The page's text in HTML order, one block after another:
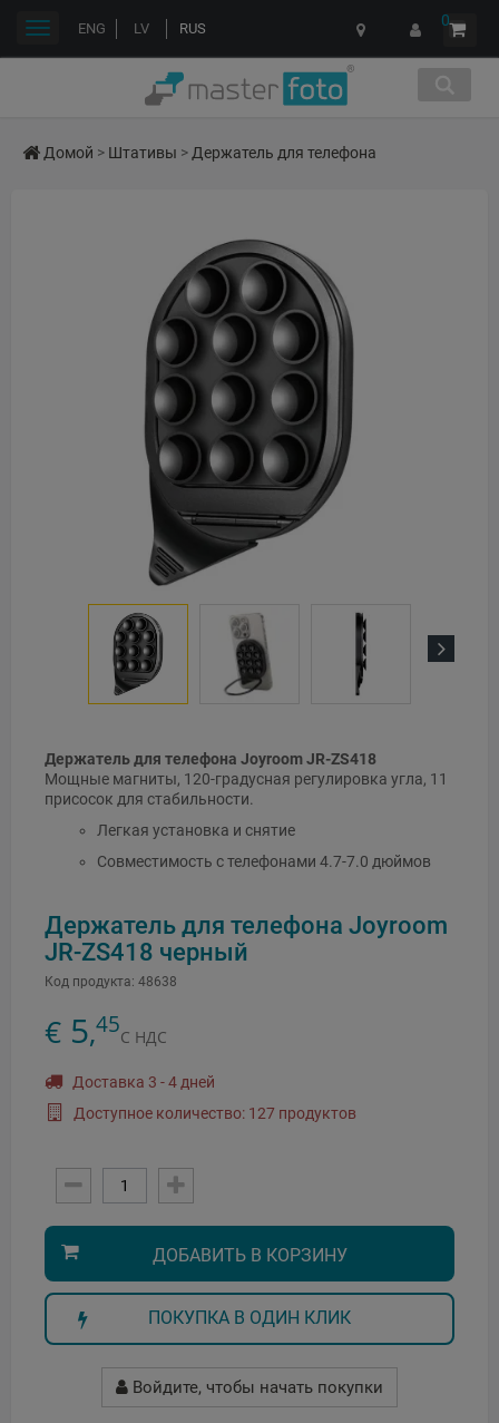
ENG LV RUS 0
Переключить
Домой > Штативы >Держатель для телефона
Держатель для телефона Joyroom JR-ZS418
Мощные магниты, 120-градусная регулировка угла, 11
присосок для стабильности.
Легкая установка и снятие
Совместимость с телефонами 4.7-7.0 дюймов
Держатель для телефона Joyroom
JR-ZS418 черный
Код продукта: 48638
€ 5,45С НДС
Доставка 3 - 4 дней
Доступное количество: 127 продуктов
ДОБАВИТЬ В КОРЗИНУ
ПОКУПКА В ОДИН КЛИК
Войдите, чтобы начать покупки